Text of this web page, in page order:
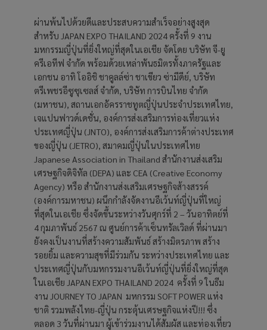
ผ่านพ้นไปด้วยดีและประสบความสำเร็จอย่างสูงสุด
สำหรับ JAPAN EXPO THAILAND 2024 ครั้งที่ 9 งาน
มหกรรมญี่ปุ่นที่ยิ่งใหญ่ที่สุดในเอเชีย จัดโดย บริษัท จี-ยู
ครีเอทีฟ จำกัด พร้อมด้วยเหล่าพันธมิตรทั้งภาครัฐและ
เอกชน อาทิ โออิชิ ชาคูลล์ซ่า ชาเขียว ซ่ามีดีย์, บริษัท
ตรีเพชรอีซูซุเซลส์ จํากัด, บริษัท การบินไทย จำกัด
(มหาชน), สถานเอกอัครราชทูตญี่ปุ่นประจำประเทศไทย,
เจแปนฟาวด์เดชั่น, องค์การส่งเสริมการท่องเที่ยวแห่ง
ประเทศญี่ปุ่น (JNTO), องค์การส่งเสริมการค้าต่างประเทศ
ของญี่ปุ่น (JETRO), สมาคมญี่ปุ่นในประเทศไทย
Japanese Association in Thailand สำนักงานส่งเสริม
เศรษฐกิจดิจิทัล (DEPA) และ CEA (Creative Economy
Agency) หรือ สำนักงานส่งเสริมเศรษฐกิจส้างสรรค์
(องค์การมหาชน) ผนึกกำลังจัดงานอีเว้นท์ญี่ปุ่นที่ใหญ่
ที่สุดในเอเชีย ซึ่งจัดขึ้นระหว่างวันศุกร์ที่ 2 – วันอาทิตย์ที่
4 กุมภาพันธ์ 2567 ณ ศูนย์การค้าเซ็นทรัลเวิลด์ ที่ผ่านมา
ยังคงเป็นงานที่สร้างความสัมพันธ์ สร้างมิตรภาพ สร้าง
รอยยิ้ม และความสุขที่มีร่วมกัน ระหว่างประเทศไทย และ
ประเทศญี่ปุ่นกับมหกรรมงานอีเว้นท์ญี่ปุ่นที่ยิ่งใหญ่ที่สุด
ในเอเชีย JAPAN EXPO THAILAND 2024 ครั้งที่ 9 ในธีม
งาน JOURNEY TO JAPAN มหกรรม SOFT POWER แห่ง
ชาติ รวมพลังไทย-ญี่ปุ่น กระตุ้นเศรษฐกิจแห่งปี!!! ซึ่ง
ตลอด 3 วันที่ผ่านมา ผู้เข้าร่วมงานได้สัมผัส และท่องเที่ยว